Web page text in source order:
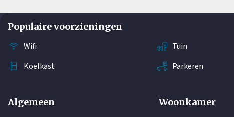
Populaire voorzieningen
Wifi Tuin
Koelkast
Parkeren
Algemeen Woonkamer